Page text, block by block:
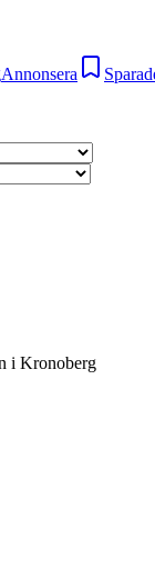
Annonsera
i Kronoberg